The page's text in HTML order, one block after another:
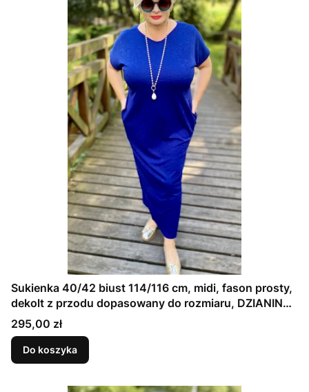
Sukienka 40/42 biust 114/116 cm, midi, fason prosty,
dekolt z przodu dopasowany do rozmiaru, DZIANINA
ŻAKARDOWA PREMIUM, GRANATOWA, TŁOCZONE
KWIATY
Cena
295,00 zł
Do koszyka